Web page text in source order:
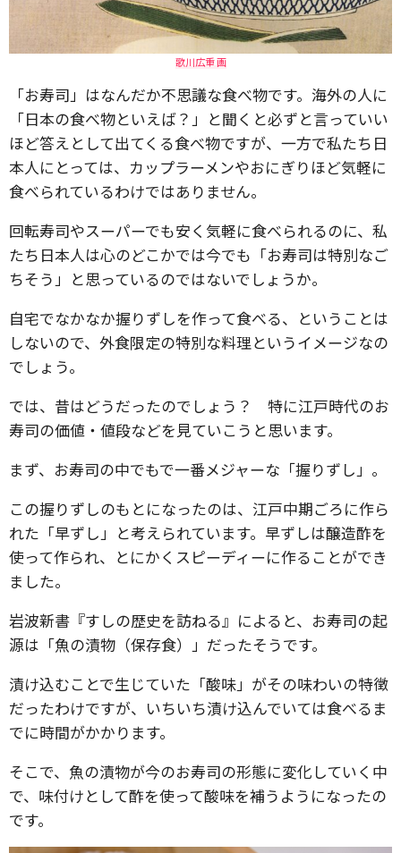
歌川広重 画
「お寿司」はなんだか不思議な食べ物です。海外の人に
「日本の食べ物といえば？」と聞くと必ずと言っていい
ほど答えとして出てくる食べ物ですが、一方で私たち日
本人にとっては、カップラーメンやおにぎりほど気軽に
食べられているわけではありません。
回転寿司やスーパーでも安く気軽に食べられるのに、私
たち日本人は心のどこかでは今でも「お寿司は特別なご
ちそう」と思っているのではないでしょうか。
自宅でなかなか握りずしを作って食べる、ということは
しないので、外食限定の特別な料理というイメージなの
でしょう。
では、昔はどうだったのでしょう？ 特に江戸時代のお
寿司の価値・値段などを見ていこうと思います。
まず、お寿司の中でもで一番メジャーな「握りずし」。
この握りずしのもとになったのは、江戸中期ごろに作ら
れた「早ずし」と考えられています。早ずしは醸造酢を
使って作られ、とにかくスピーディーに作ることができ
ました。
岩波新書『すしの歴史を訪ねる』によると、お寿司の起
源は「魚の漬物（保存食）」だったそうです。
漬け込むことで生じていた「酸味」がその味わいの特徴
だったわけですが、いちいち漬け込んでいては食べるま
でに時間がかかります。
そこで、魚の漬物が今のお寿司の形態に変化していく中
で、味付けとして酢を使って酸味を補うようになったの
です。